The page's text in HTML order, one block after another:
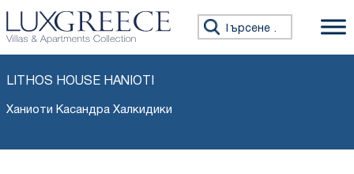
Търсене за:
LITHOS HOUSE HANIOTI
Ханиоти Касандра Халкидики